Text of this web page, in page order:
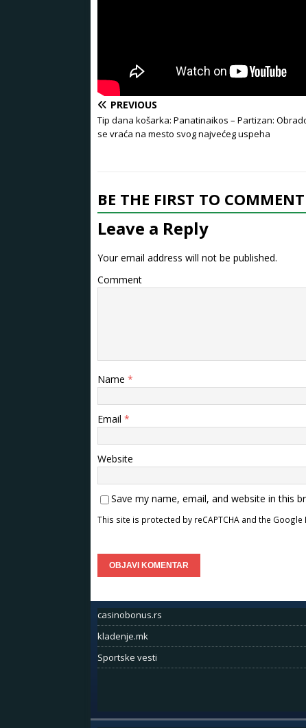
PREVIOUS
Tip dana košarka: Panatinaikos – Partizan:
se vraća na mesto svog najvećeg uspeha
BE THE FIRST TO COMMENT
Leave a Reply
Your email address will not be published.
Comment
Name *
Email *
Website
Save my name, email, and website in this
This site is protected by reCAPTCHA and the Google
casinobonus.rs
kladenje.mk
Sportske vesti